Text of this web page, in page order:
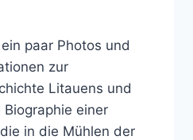
paar Photos und
zur
Litauens und
einer
in die Mühlen der